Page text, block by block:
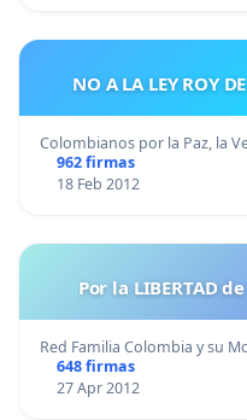
NO A LA LEY ROY
Colombianos por la Paz, la
962 firmas
18 Feb 2012
Por la LIBERTAD
Red Familia Colombia y su
648 firmas
27 Apr 2012